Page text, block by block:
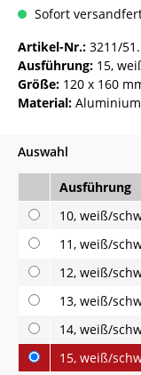
Sofort
Artikel-Nr.: 3211/
Ausführung: 15,
Größe: 120 x 160
Material:
Auswahl
Ausführung
10, weiß/
11, weiß/
12, weiß/
13, weiß/
14, weiß/
15, weiß/